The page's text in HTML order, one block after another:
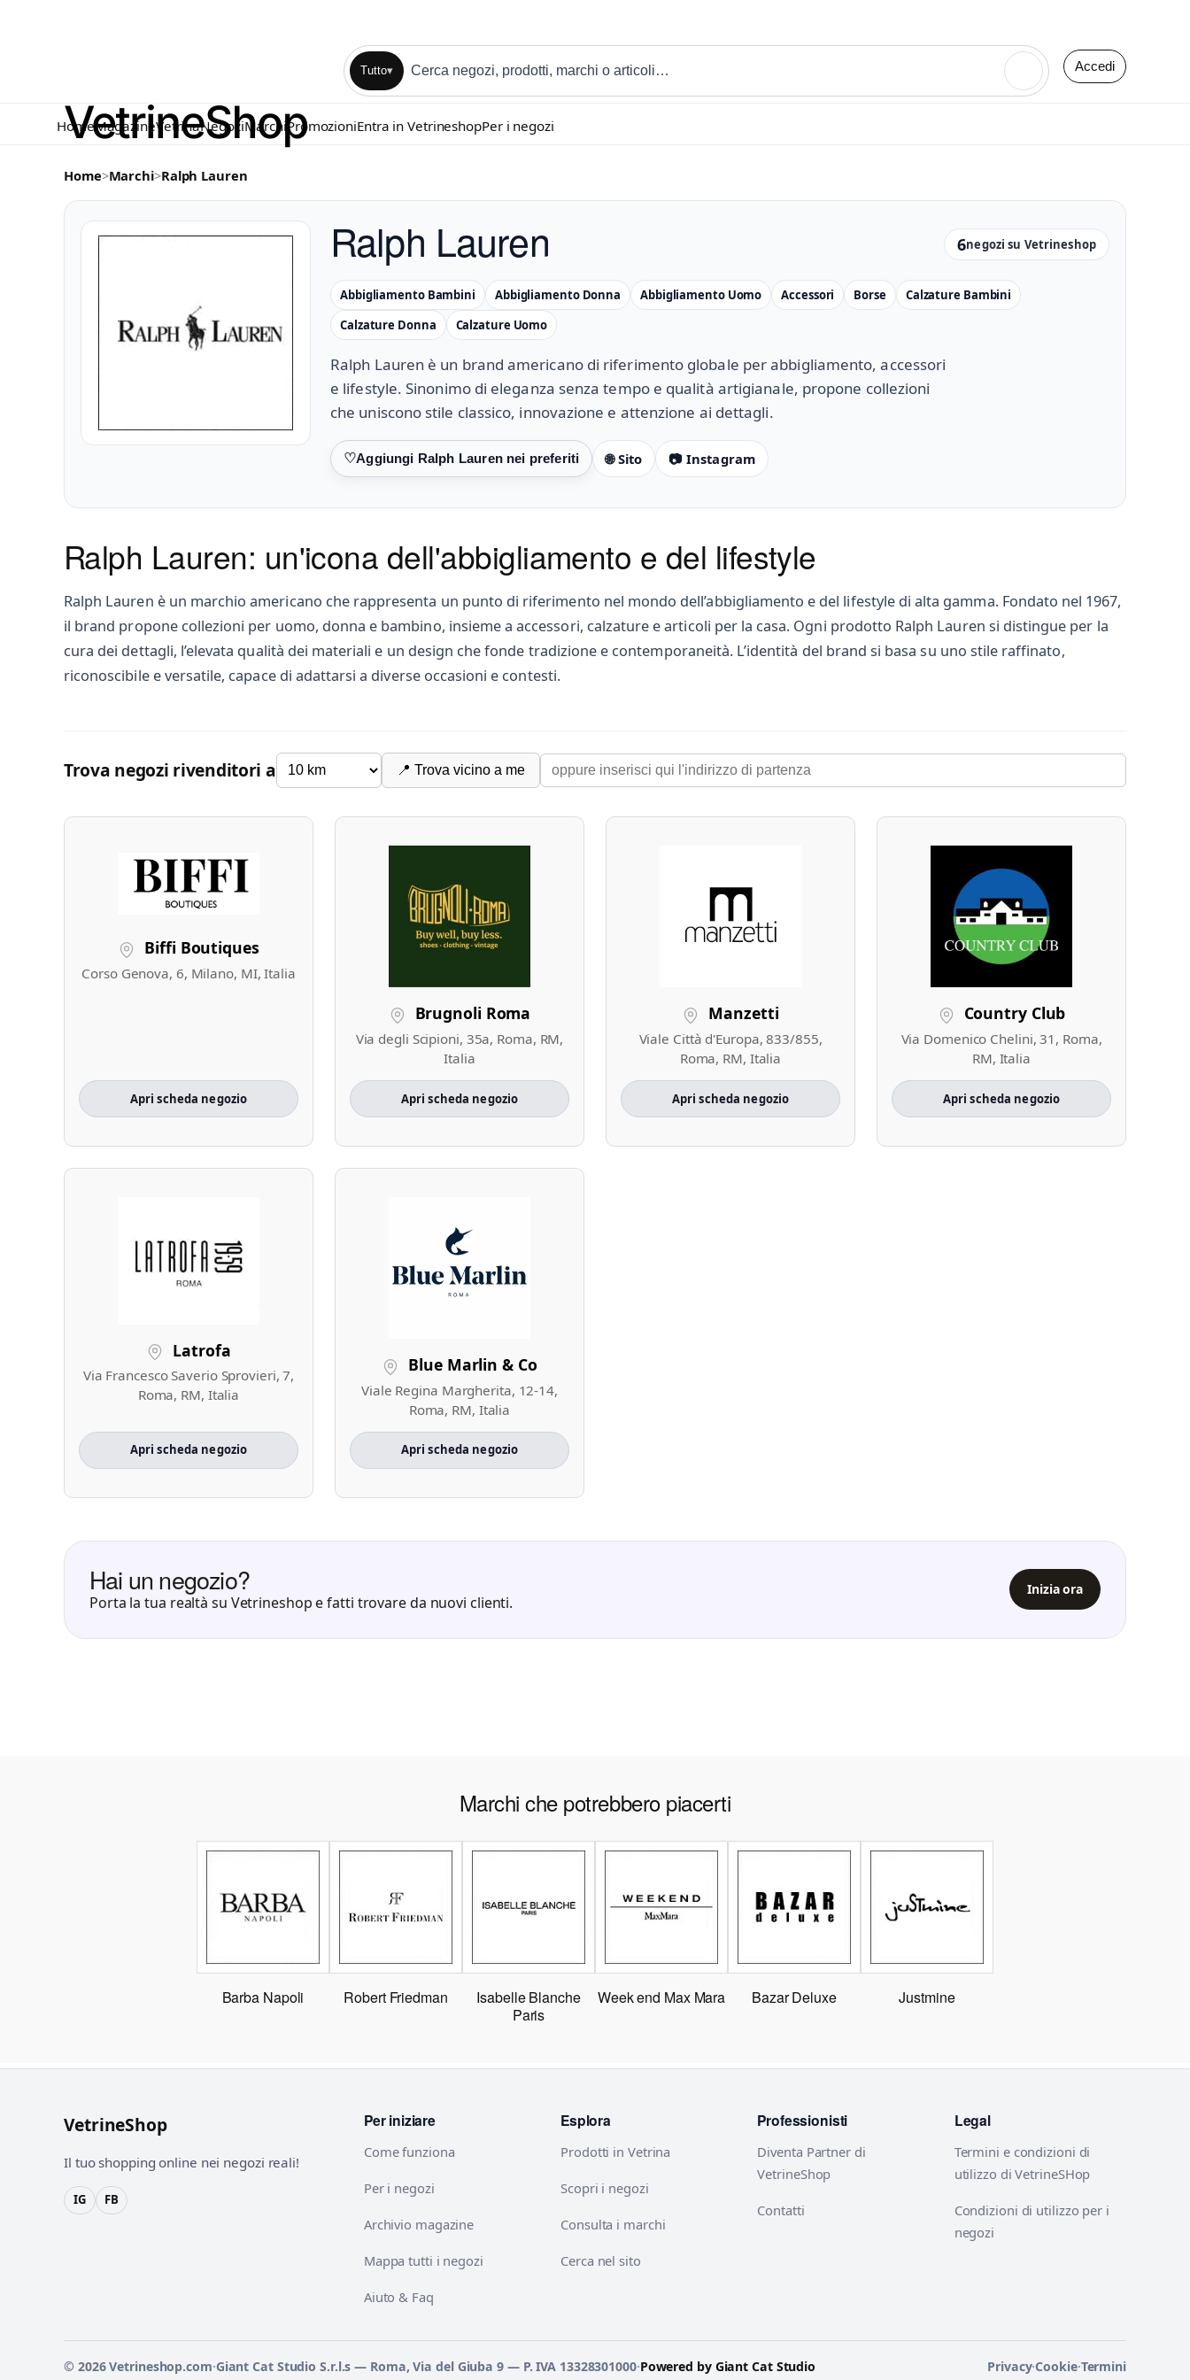
Tutto▾ Accedi
HomeMagazineVetrinaNegoziMarchi PromozioniEntra in VetrineshopPer i negozi
Home>Marchi>Ralph Lauren
Ralph Lauren 6negozi su Vetrineshop
Abbigliamento Bambini Abbigliamento Donna Abbigliamento Uomo Accessori Borse
Calzature Bambini
Calzature Donna
Calzature Uomo
Ralph Lauren è un brand americano di riferimento globale per abbigliamento, accessori
e lifestyle. Sinonimo di eleganza senza tempo e qualità artigianale, propone collezioni
che uniscono stile classico, innovazione e attenzione ai dettagli.
Preferiti 🌐 Sito 📷 Instagram
Ralph Lauren: un'icona dell'abbigliamento e del lifestyle
Ralph Lauren è un marchio americano che rappresenta un punto di riferimento nel mondo dell’abbigliamento e del lifestyle di alta gamma. Fondato nel 1967,
il brand propone collezioni per uomo, donna e bambino, insieme a accessori, calzature e articoli per la casa. Ogni prodotto Ralph Lauren si distingue per la
cura dei dettagli, l’elevata qualità dei materiali e un design che fonde tradizione e contemporaneità. L’identità del brand si basa su uno stile raffinato,
riconoscibile e versatile, capace di adattarsi a diverse occasioni e contesti.
Trova negozi rivenditori a 📍 Trova vicino a me
Biffi Boutiques
Corso Genova, 6, Milano, MI, Italia
Apri scheda negozio
Brugnoli Roma
Via degli Scipioni, 35a, Roma, RM,
Italia
Apri scheda negozio
Manzetti
Viale Città d'Europa, 833/855,
Roma, RM, Italia
Apri scheda negozio
Country Club
Via Domenico Chelini, 31, Roma,
RM, Italia
Apri scheda negozio
Latrofa
Via Francesco Saverio Sprovieri, 7,
Roma, RM, Italia
Apri scheda negozio
Blue Marlin & Co
Viale Regina Margherita, 12-14,
Roma, RM, Italia
Apri scheda negozio
Hai un negozio?
Porta la tua realtà su Vetrineshop e fatti trovare da nuovi clienti.
Inizia ora
Marchi che potrebbero piacerti
Barba Napoli Robert Friedman
Isabelle Blanche
Paris
Week end Max Mara Bazar Deluxe Justmine
VetrineShop
Il tuo shopping online nei negozi reali!
IG FB
Per iniziare
Come funziona
Per i negozi
Archivio magazine
Mappa tutti i negozi
Aiuto & Faq
Esplora
Prodotti in Vetrina
Scopri i negozi
Consulta i marchi
Cerca nel sito
Professionisti
Diventa Partner di
VetrineShop
Contatti
Legal
Termini e condizioni di
utilizzo di VetrineSHop
Condizioni di utilizzo per i
negozi
© 2026 Vetrineshop.com·Giant Cat Studio S.r.l.s — Roma, Via del Giuba 9 — P. IVA 13328301000·Powered by Giant Cat Studio Privacy·Cookie·Termini